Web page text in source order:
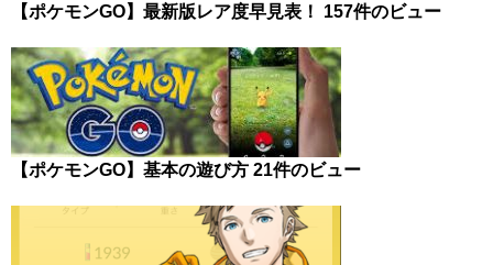
【ポケモンGO】最新版レア度早見表！ 157件のビュー
【ポケモンGO】基本の遊び方 21件のビュー